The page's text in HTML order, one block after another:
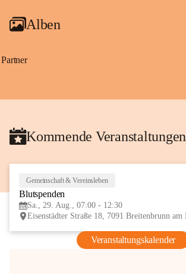
Alben
Partner
Kommende Veranstaltungen
Gemeinschaft & Vereinsleben
Blutspenden
Sa., 29. Aug., 07:00 - 12:30
Veranstaltungskalender